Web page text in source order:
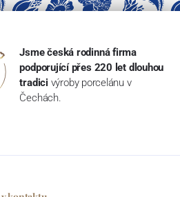
Jsme česká rodinná firma
podporující přes 220 let dlouhou
tradici výroby porcelánu v
Čechách.